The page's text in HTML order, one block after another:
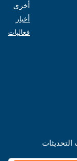
أخرى
أخبار
فعاليات